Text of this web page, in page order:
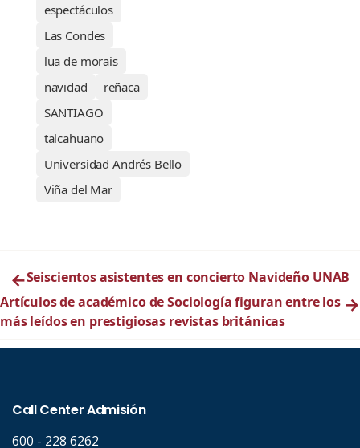
espectáculos
Las Condes
lua de morais
navidad
reñaca
SANTIAGO
talcahuano
Universidad Andrés Bello
Viña del Mar
←Seiscientos asistentes en concierto Navideño UNAB
Artículos de académico de Sociología figuran entre los
más leídos en prestigiosas revistas británicas
→